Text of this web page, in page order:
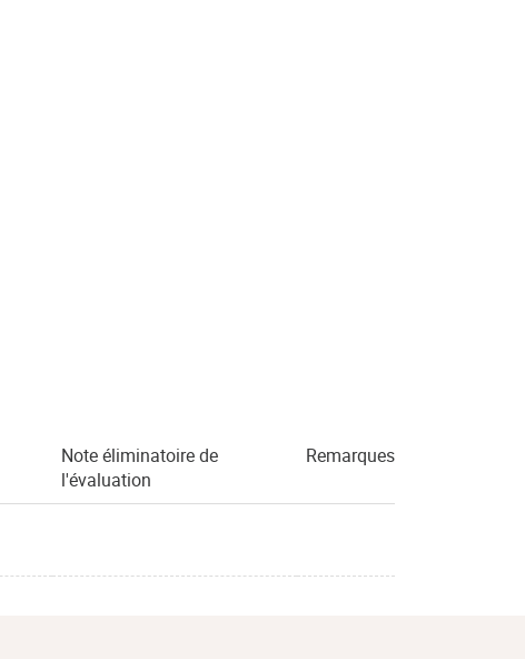
Note éliminatoire de
l'évaluation
Remarques